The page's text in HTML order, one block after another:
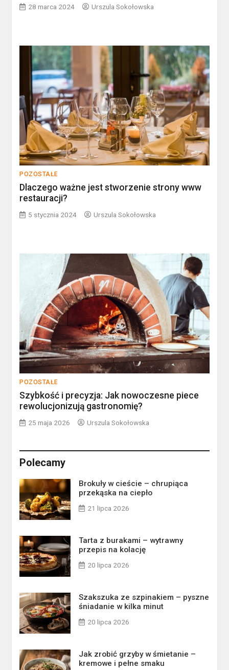
28 marca 2024 Urszula Sokołowska
POZOSTAŁE
Dlaczego ważne jest stworzenie strony www
restauracji?
5 stycznia 2024 Urszula Sokołowska
POZOSTAŁE
Szybkość i precyzja: Jak nowoczesne piece
rewolucjonizują gastronomię?
25 maja 2026 Urszula Sokołowska
Polecamy
Brokuły w cieście – chrupiąca
przekąska na ciepło
21 lipca 2026
Tarta z burakami – wytrawny
przepis na kolację
20 lipca 2026
Szakszuka ze szpinakiem – pyszne
śniadanie w kilka minut
20 lipca 2026
Jak zrobić grzyby w śmietanie –
kremowe i pełne smaku